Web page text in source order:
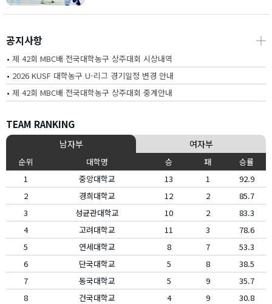
공지사항 ┼
• 제 42회 MBC배 전국대학농구 상주대회 시상내역
• 2026 KUSF 대학농구 U-리그 경기일정 변경 안내
• 제 42회 MBC배 전국대학농구 상주대회 중계안내
TEAM RANKING
남자부 여자부
순위 대학명 승 패
승률
1
중앙대학교 13 1
92.9
2
경희대학교 12 2
85.7
3
성균관대학교 10 2
83.3
4
고려대학교 11 3
78.6
5
연세대학교 8 7
53.3
6
단국대학교 5 8
38.5
7
동국대학교 5 9
35.7
8
건국대학교 4 9
30.8